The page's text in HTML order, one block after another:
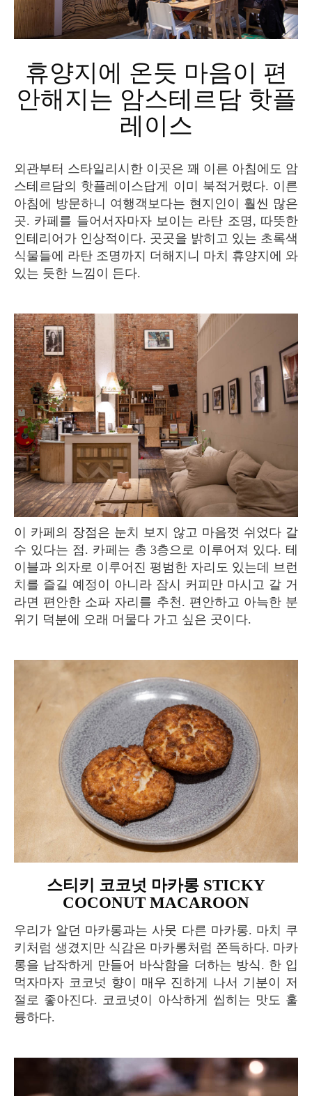
휴양지에 온듯 마음이 편
안해지는 암스테르담 핫플
레이스
외관부터 스타일리시한 이곳은 꽤 이른 아침에도 암
스테르담의 핫플레이스답게 이미 북적거렸다. 이른
아침에 방문하니 여행객보다는 현지인이 훨씬 많은
곳. 카페를 들어서자마자 보이는 라탄 조명, 따뜻한
인테리어가 인상적이다. 곳곳을 밝히고 있는 초록색
식물들에 라탄 조명까지 더해지니 마치 휴양지에 와
있는 듯한 느낌이 든다.
이 카페의 장점은 눈치 보지 않고 마음껏 쉬었다 갈
수 있다는 점. 카페는 총 3층으로 이루어져 있다. 테
이블과 의자로 이루어진 평범한 자리도 있는데 브런
치를 즐길 예정이 아니라 잠시 커피만 마시고 갈 거
라면 편안한 소파 자리를 추천. 편안하고 아늑한 분
위기 덕분에 오래 머물다 가고 싶은 곳이다.
스티키 코코넛 마카롱 STICKY
COCONUT MACAROON
우리가 알던 마카롱과는 사뭇 다른 마카롱. 마치 쿠
키처럼 생겼지만 식감은 마카롱처럼 쫀득하다. 마카
롱을 납작하게 만들어 바삭함을 더하는 방식. 한 입
먹자마자 코코넛 향이 매우 진하게 나서 기분이 저
절로 좋아진다. 코코넛이 아삭하게 씹히는 맛도 훌
륭하다.